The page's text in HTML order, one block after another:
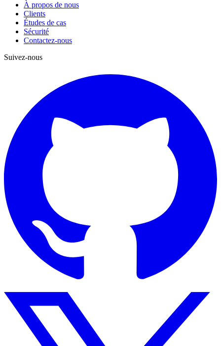
À propos de nous
Clients
Études de cas
Sécurité
Contactez-nous
Suivez-nous